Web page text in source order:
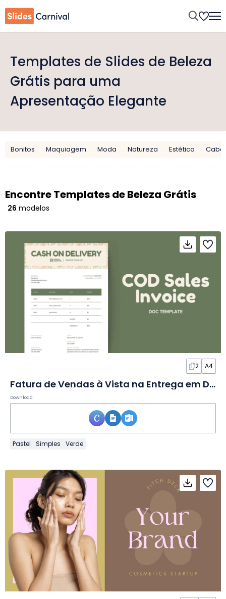
Templates de Slides de Beleza
Grátis para uma
Apresentação Elegante
Bonitos Maquiagem Moda Natureza Estética
Encontre Templates de Beleza Grátis
26 modelos
2 A4
Fatura de Vendas à Vista na Entrega em Documento
Download
Pastel Simples Verde